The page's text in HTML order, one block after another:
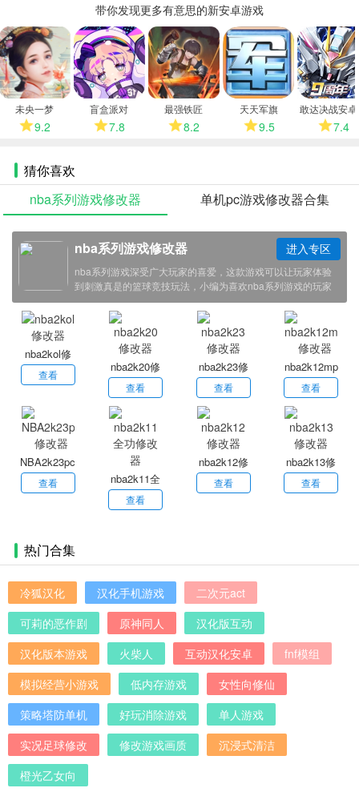
多
带你发现更多有意思的新安卓游戏
未央一梦
9.2
盲盒派对
7.8
最强铁匠
8.2
天天军旗
9.5
敢达决战安
7.4
猜你喜欢
nba系列游戏修改器
单机pc游戏修改器合集
nba系列游戏修改器
nba系列游戏深受广大玩家的喜爱，这款游戏可以让玩家体验
到刺激真是的篮球竞技玩法，小编为喜欢nba系列游戏的玩家
带来了一系列的游戏辅助修改器，感兴趣的小伙伴欢迎点击下
载体验！
进入专区
nba2kol修
改器
查看
nba2k20修
改器
查看
nba2k23修
改器
查看
nba2k12mp
修改器
查看
NBA2k23pc
修改器
查看
nba2k11全
功修改器
查看
nba2k12修
改器
查看
nba2k13修
改器
查看
热门合集
冷狐汉化 汉化手机游戏
二次元act
可莉的恶作剧
原神同人
汉化版互动
汉化版本游戏
火柴人 互动汉化安卓
fnf模组
模拟经营小游戏
低内存游戏
女性向修仙
策略塔防单机
好玩消除游戏
单人游戏
实况足球修改
修改游戏画质
沉浸式清洁
橙光乙女向